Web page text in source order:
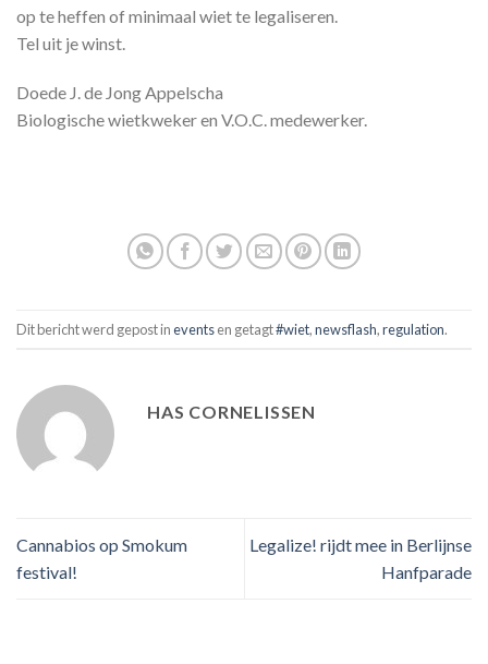
op te heffen of minimaal wiet te legaliseren.
Tel uit je winst.
Doede J. de Jong Appelscha
Biologische wietkweker en V.O.C. medewerker.
Dit bericht werd gepost ineventsen getagt#wiet,newsflash,regulation.
HAS CORNELISSEN
Cannabios op Smokum
festival!
Legalize! rijdt mee in Berlijnse
Hanfparade